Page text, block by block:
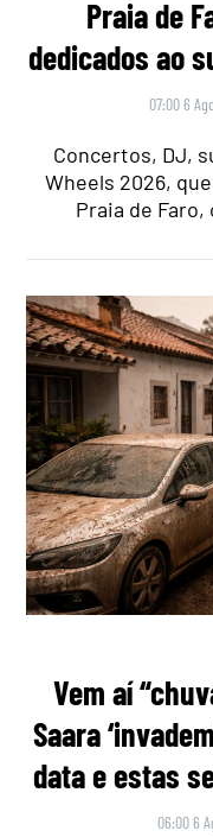
Praia de
dedicados ao
07:00 6
Concertos, DJ,
Wheels 2026,
Praia de
Vem aí
Saara
data e estas
06:00 6